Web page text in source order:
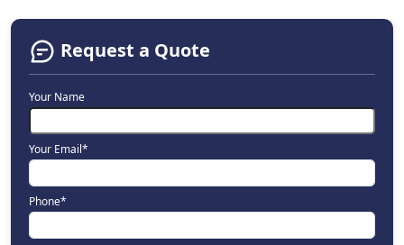
Request a Quote
Your Name
Your Email*
Phone*